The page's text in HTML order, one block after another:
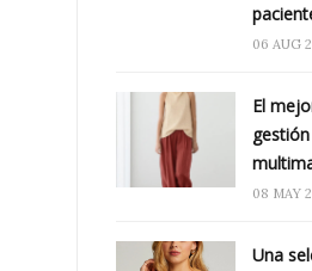
06 AUG
El
08 MAY
Una